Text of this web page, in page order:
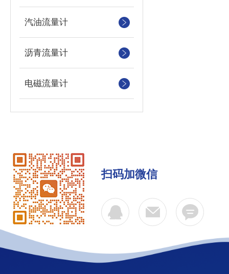
汽油流量计
沥青流量计
电磁流量计
扫码加微信